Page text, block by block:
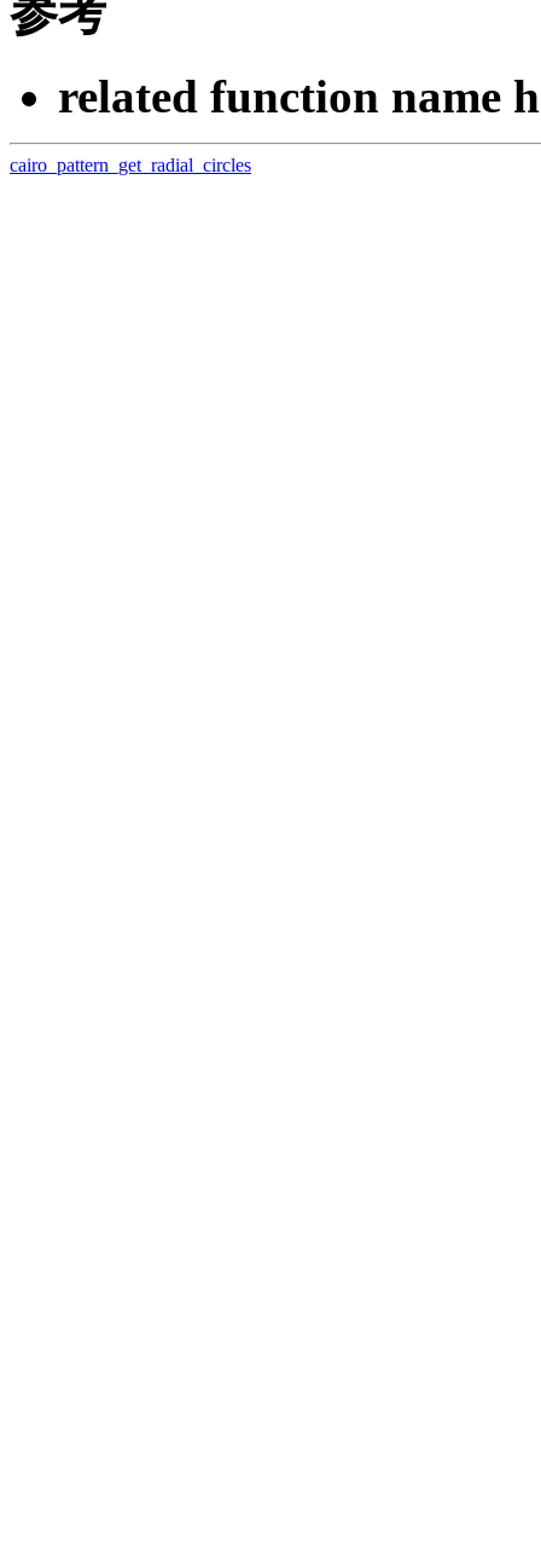
参考
related function name
cairo_pattern_get_radial_circles